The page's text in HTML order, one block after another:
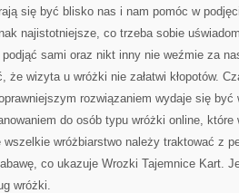
się być blisko nas i nam pomóc w
najistotniejsze, co trzeba sobie
sami oraz nikt inny nie weźmie za
że wizyta u wróżki nie załatwi kłopotów.
rozwiązaniem wydaje się
do osób typu wróżki online,
wszelkie wróżbiarstwo należy traktować z
co ukazuje Wrozki Tajemnice Kart.
wróżki.